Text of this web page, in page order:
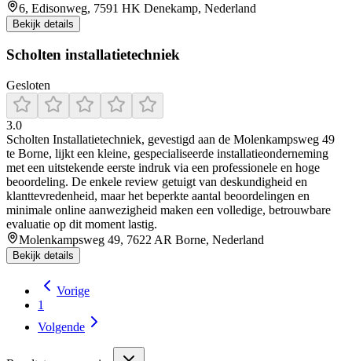
6, Edisonweg, 7591 HK Denekamp, Nederland
Bekijk details
Scholten installatietechniek
Gesloten
3.0
Scholten Installatietechniek, gevestigd aan de Molenkampsweg 49
te Borne, lijkt een kleine, gespecialiseerde installatieonderneming
met een uitstekende eerste indruk via een professionele en hoge
beoordeling. De enkele review getuigt van deskundigheid en
klanttevredenheid, maar het beperkte aantal beoordelingen en
minimale online aanwezigheid maken een volledige, betrouwbare
evaluatie op dit moment lastig.
Molenkampsweg 49, 7622 AR Borne, Nederland
Bekijk details
Vorige
1
Volgende